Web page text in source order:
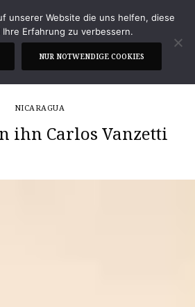
NICARAGUA
ihn Carlos Vanzetti
unserer Website die uns helfen, diese
Ihre Erfahrung zu verbessern.
NUR NOTWENDIGE COOKIES